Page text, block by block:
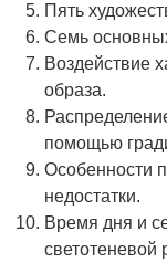
Пять
Семь
Воздействие
образа.
помощью
Особенности
недостатки.
Время дня и
светотеневой